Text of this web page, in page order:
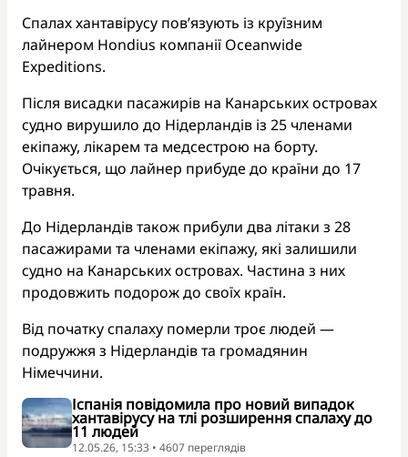
Спалах хантавірусу пов’язують із круїзним
лайнером Hondius компанії Oceanwide
Expeditions.
Після висадки пасажирів на Канарських островах
судно вирушило до Нідерландів із 25 членами
екіпажу, лікарем та медсестрою на борту.
Очікується, що лайнер прибуде до країни до 17
травня.
До Нідерландів також прибули два літаки з 28
пасажирами та членами екіпажу, які залишили
судно на Канарських островах. Частина з них
продовжить подорож до своїх країн.
Від початку спалаху померли троє людей —
подружжя з Нідерландів та громадянин
Німеччини.
Іспанія повідомила про новий випадок
хантавірусу на тлі розширення спалаху до
11 людей
12.05.26, 15:33 • 4607 переглядiв